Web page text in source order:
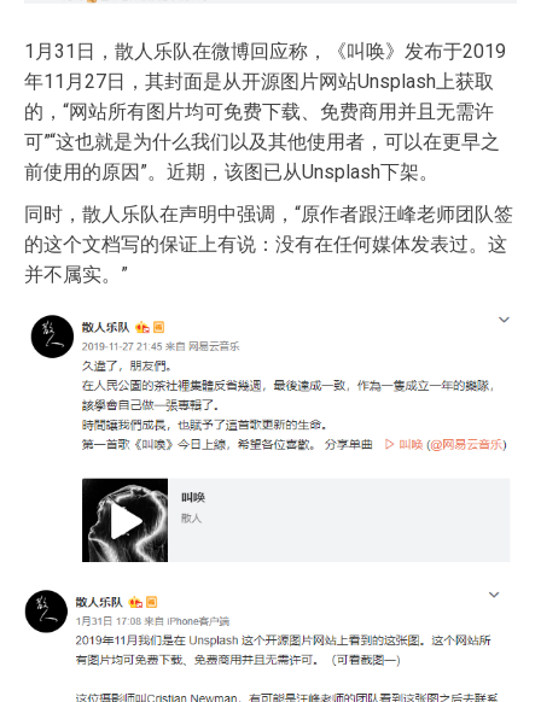
1月31日，散人乐队在微博回应称，《叫唤》发布于2019
年11月27日，其封面是从开源图片网站Unsplash上获取
的，“网站所有图片均可免费下载、免费商用并且无需许
可”“这也就是为什么我们以及其他使用者，可以在更早之
前使用的原因”。近期，该图已从Unsplash下架。
同时，散人乐队在声明中强调，“原作者跟汪峰老师团队签
的这个文档写的保证上有说：没有在任何媒体发表过。这
并不属实。”